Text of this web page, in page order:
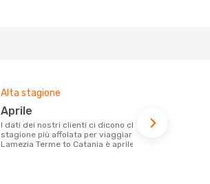
Alta stagione
aprile
I dati dei nostri clienti ci dicono che la
stagione più affolata per viaggiare da
Lamezia Terme to Catania è aprile